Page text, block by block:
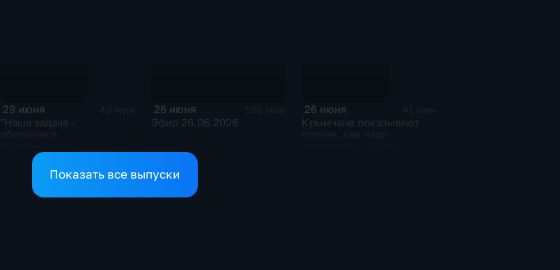
29 июня
"Наша задача -
безопасность"
26 июня
Эфир 26.06.2026
26 июня
Крымчане показывают
Показать все выпуски